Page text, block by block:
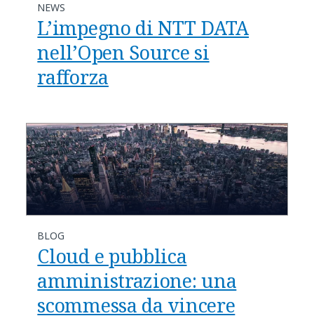
NEWS
L’impegno di NTT DATA
nell’Open Source si
rafforza
BLOG
Cloud e pubblica
amministrazione: una
scommessa da vincere